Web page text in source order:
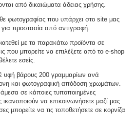
από δικαιώματα άδειας χρήσης.
φωτογραφίας που υπάρχει στο site μας
προστασία από αντιγραφή.
με τα παρακάτω προϊόντα σε
που μπορείτε να επιλέξετε από το e-shop
εσείς.
υφή βάρους 200 γραμμαρίων ανά
και φωτογραφική απόδοση χρωμάτων.
σε κάποιες τυποποιημένες
να επικοινωνήσετε μαζί μας
μπορείτε να τις τοποθετήσετε σε κορνίζα